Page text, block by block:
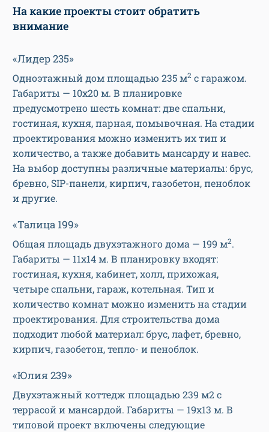
На какие проекты стоит обратить
внимание
«Лидер 235»
Одноэтажный дом площадью 235 м2 с гаражом.
Габариты — 10х20 м. В планировке
предусмотрено шесть комнат: две спальни,
гостиная, кухня, парная, помывочная. На стадии
проектирования можно изменить их тип и
количество, а также добавить мансарду и навес.
На выбор доступны различные материалы: брус,
бревно, SIP-панели, кирпич, газобетон, пеноблок
и другие.
«Талица 199»
Общая площадь двухэтажного дома — 199 м2.
Габариты — 11х14 м. В планировку входят:
гостиная, кухня, кабинет, холл, прихожая,
четыре спальни, гараж, котельная. Тип и
количество комнат можно изменить на стадии
проектирования. Для строительства дома
подходит любой материал: брус, лафет, бревно,
кирпич, газобетон, тепло- и пеноблок.
«Юлия 239»
Двухэтажный коттедж площадью 239 м2 с
террасой и мансардой. Габариты — 19х13 м. В
типовой проект включены следующие